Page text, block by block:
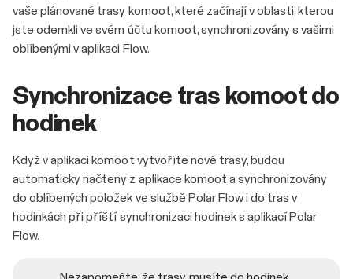
vaše plánované trasy komoot, které začínají v oblasti, kterou
jste odemkli ve svém účtu komoot, synchronizovány s vašimi
oblíbenými v aplikaci Flow.
Synchronizace tras komoot do
hodinek
Když v aplikaci komoot vytvoříte nové trasy, budou
automaticky načteny z aplikace komoot a synchronizovány
do oblíbených položek ve službě Polar Flow i do tras v
hodinkách při příští synchronizaci hodinek s aplikací Polar
Flow.